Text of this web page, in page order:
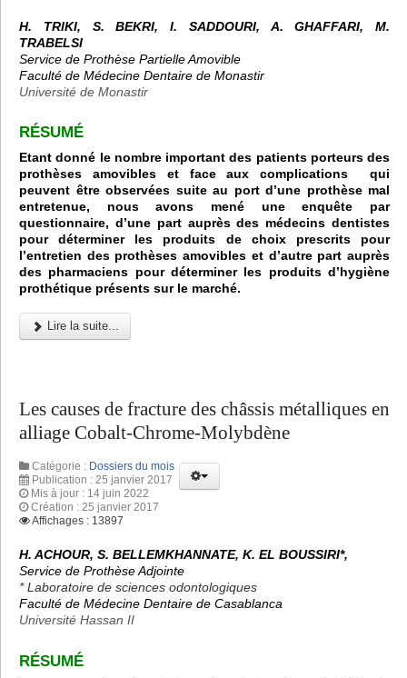
H. TRIKI, S. BEKRI, I. SADDOURI, A. GHAFFARI, M.
TRABELSI
Service de Prothèse Partielle Amovible
Faculté de Médecine Dentaire de Monastir
Université de Monastir
RÉSUMÉ
Etant donné le nombre important des patients porteurs des
prothèses amovibles et face aux complications qui
peuvent être observées suite au port d’une prothèse mal
entretenue, nous avons mené une enquête par
questionnaire, d’une part auprès des médecins dentistes
pour déterminer les produits de choix prescrits pour
l’entretien des prothèses amovibles et d’autre part auprès
des pharmaciens pour déterminer les produits d’hygiène
prothétique présents sur le marché.
Lire la suite...
Les causes de fracture des châssis métalliques en
alliage Cobalt-Chrome-Molybdène
Catégorie : Dossiers du mois
Publication : 25 janvier 2017
Mis à jour : 14 juin 2022
Création : 25 janvier 2017
Affichages : 13897
H. ACHOUR, S. BELLEMKHANNATE, K. EL BOUSSIRI*,
Service de Prothèse Adjointe
* Laboratoire de sciences odontologiques
Faculté de Médecine Dentaire de Casablanca
Université Hassan II
RÉSUMÉ